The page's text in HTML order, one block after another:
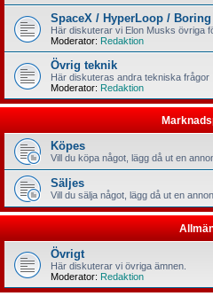
SpaceX / HyperLoop / Boring
Här diskuterar vi Elon Musks övriga
Moderator: Redaktion
Övrig teknik
Här diskuteras andra tekniska frågor
Moderator: Redaktion
Köpes
Vill du köpa något, lägg då ut en
Säljes
Vill du sälja något, lägg då ut en
Övrigt
Här diskuterar vi övriga ämnen.
Moderator: Redaktion